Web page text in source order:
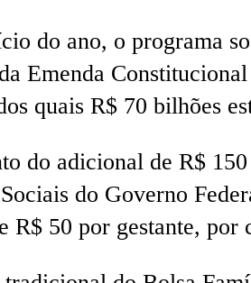
do ano, o programa
Emenda
quais R$ 70 bilhões
do adicional de R$
do Governo
R$ 50 por gestante, por